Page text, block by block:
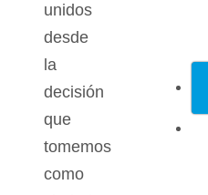
unidos
desde
la
decisión
que
tomemos
como